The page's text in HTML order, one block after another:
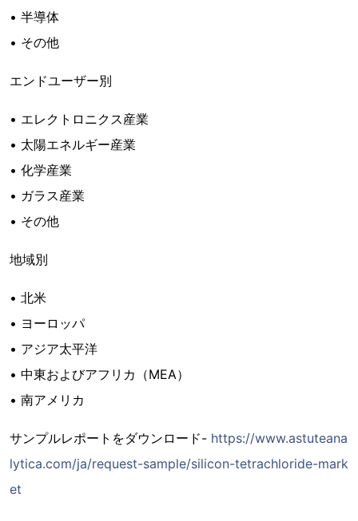
• 半導体
• その他
エンドユーザー別
• エレクトロニクス産業
• 太陽エネルギー産業
• 化学産業
• ガラス産業
• その他
地域別
• 北米
• ヨーロッパ
• アジア太平洋
• 中東およびアフリカ（MEA）
• 南アメリカ
サンプルレポートをダウンロード- https://www.astuteana
lytica.com/ja/request-sample/silicon-tetrachloride-mark
et